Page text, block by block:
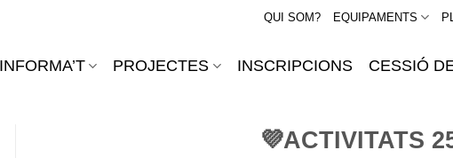
QUI SOM? EQUIPAMENTS
INFORMA’T PROJECTES INSCRIPCIONS CESSIÓ
💜ACTIVITATS